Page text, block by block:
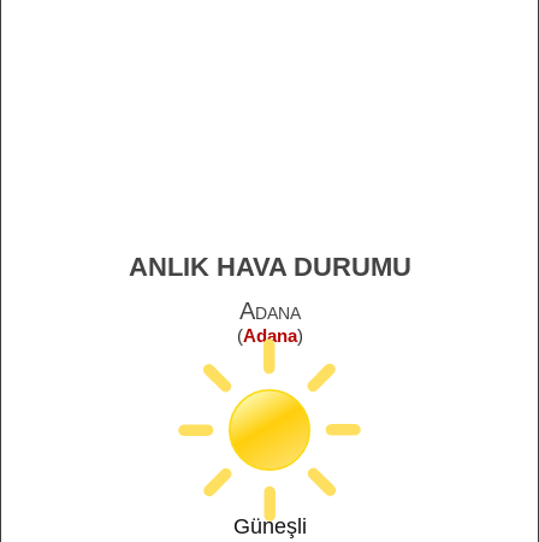
ANLIK HAVA DURUMU
Adana
(Adana)
Güneşli